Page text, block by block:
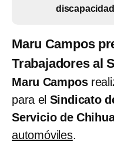
discapacidad
Maru Campos
Trabajadores al
Maru Campos
para el Sindicato
Servicio de
automóviles.